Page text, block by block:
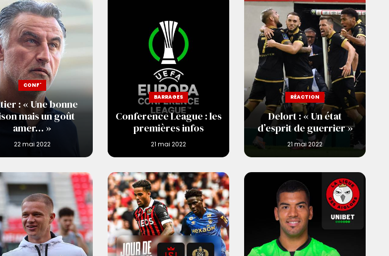
CONF'
: « Une bonne
mais un goût
amer… »
BARRAGES
Conference League : les
premières infos
RÉACTION
Delort : « Un état
d’esprit de guerrier »